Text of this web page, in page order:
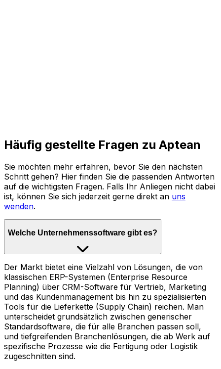
Häufig gestellte Fragen zu Aptean
Sie möchten mehr erfahren, bevor Sie den nächsten
Schritt gehen? Hier finden Sie die passenden Antworten
auf die wichtigsten Fragen. Falls Ihr Anliegen nicht dabei
ist, können Sie sich jederzeit gerne direkt an uns
wenden.
Welche Unternehmenssoftware gibt es?
Der Markt bietet eine Vielzahl von Lösungen, die von
klassischen ERP-Systemen (Enterprise Resource
Planning) über CRM-Software für Vertrieb, Marketing
und das Kundenmanagement bis hin zu spezialisierten
Tools für die Lieferkette (Supply Chain) reichen. Man
unterscheidet grundsätzlich zwischen generischer
Standardsoftware, die für alle Branchen passen soll,
und tiefgreifenden Branchenlösungen, die ab Werk auf
spezifische Prozesse wie die Fertigung oder Logistik
zugeschnitten sind.